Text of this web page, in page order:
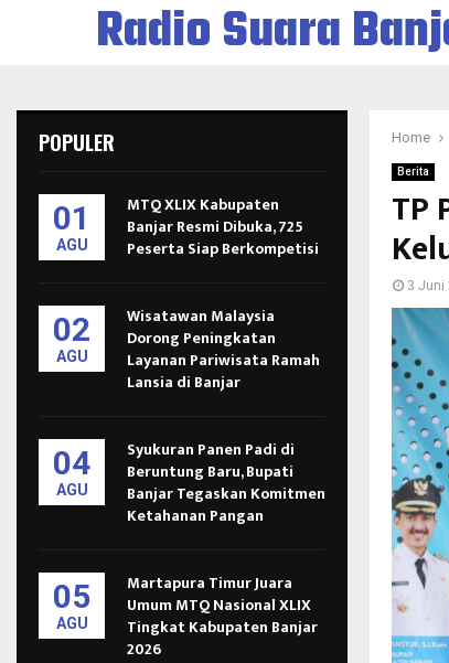
Radio Suara
Home
Berita
TP
3 Juni
POPULER
01
AGU
MTQ XLIX Kabupaten
Banjar Resmi Dibuka, 725
Peserta Siap Berkompetisi
02
AGU
Wisatawan Malaysia
Dorong Peningkatan
Layanan Pariwisata Ramah
Lansia di Banjar
04
AGU
Syukuran Panen Padi di
Beruntung Baru, Bupati
Banjar Tegaskan Komitmen
Ketahanan Pangan
05
AGU
Martapura Timur Juara
Umum MTQ Nasional XLIX
Tingkat Kabupaten Banjar
2026